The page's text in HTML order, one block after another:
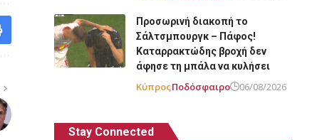
Προσωρινή διακοπή το
Σάλτσμπουργκ – Πάφος!
Καταρρακτώδης βροχή δεν
άφησε τη μπάλα να κυλήσει
ΚύπροςΠοδόσφαιρο 06/08/2026
Stay Connected